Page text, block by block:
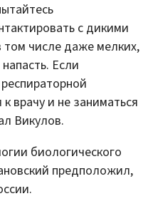
с дикими
числе даже мелких,
Если
врачу и не заниматься
Викулов.
биологического
предположил,